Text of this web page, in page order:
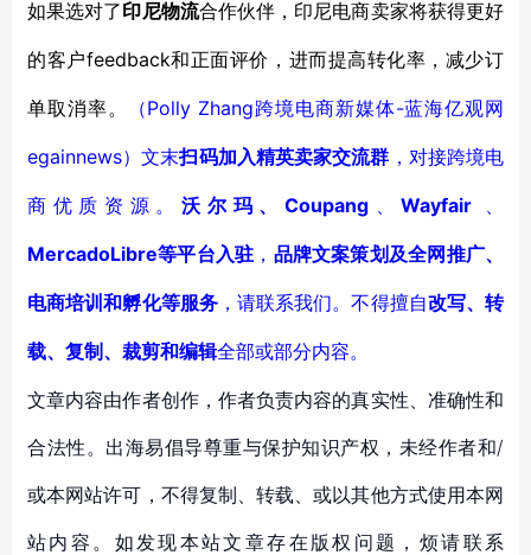
如果选对了印尼物流合作伙伴， 印尼电商卖家将获得更好
的客户feedback和正面评价 ，进而提高转化率 ， 减少订
单取消率。 （Polly Zhang跨境电商新媒体-蓝海亿观网
egainnews）文末扫码加入精英卖家交流群 ，对接跨境电
商优质资源。沃尔玛、 Coupang、Wayfair
MercadoLibre等平台入驻 ， 品牌文案策划及全网推广、
电商培训和孵化等服务，请联系我们。不得擅自改写、转
载、复制、裁剪和编辑全部或部分内容。
文章内容由作者创作，作者负责内容的真实性、准确性和
合法性。出海易倡导尊重与保护知识产权，未经作者和/
或本网站许可，不得复制、转载、或以其他方式使用本网
站内容。如发现本站文章存在版权问题，烦请联系